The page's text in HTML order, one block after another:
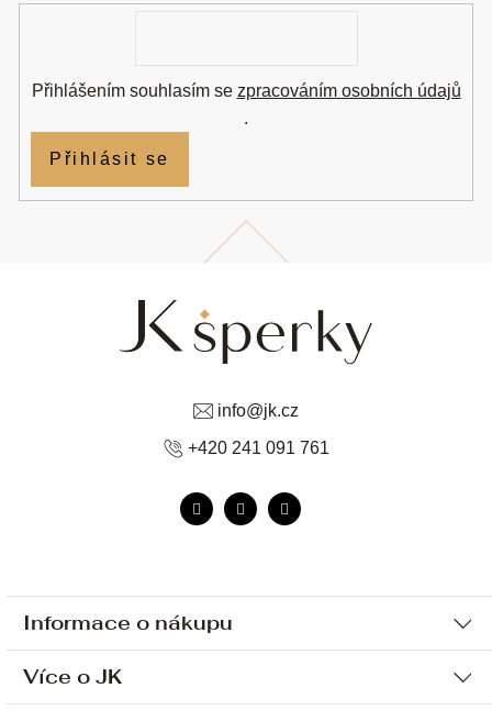
Informace o nákupu
Ochrana osobních údajů
Více o JK
info@jk.cz
+420 241 091 761
Přihlášením souhlasím se zpracováním osobních údajů
.
Přihlásit se